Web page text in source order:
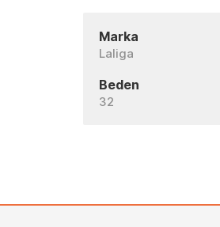
Marka
Laliga
Beden
32